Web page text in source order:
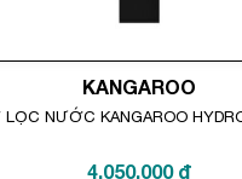
KANGAROO
LỌC NƯỚC KANGAROO
4.050.000 đ